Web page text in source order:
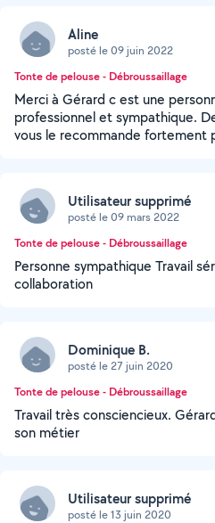
Aline
posté le 09 juin 2022
Tonte de pelouse - Débroussaillage
Merci à Gérard c est une
professionnel et sympathique.
vous le recommande fortement
Utilisateur supprimé
posté le 09 mars 2022
Tonte de pelouse - Débroussaillage
Personne sympathique Travail
collaboration
Dominique B.
posté le 27 juin 2020
Tonte de pelouse - Débroussaillage
Travail très consciencieux.
son métier
Utilisateur supprimé
posté le 13 juin 2020